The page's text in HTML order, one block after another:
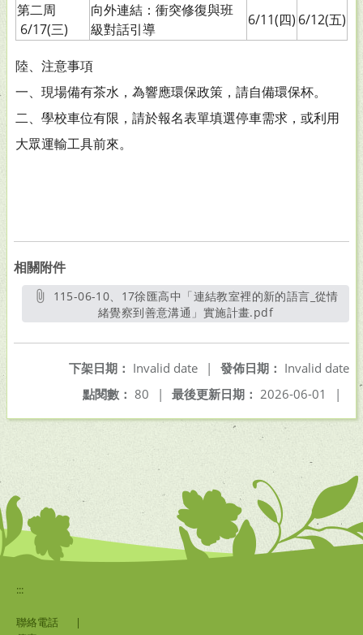
第二周
6/17(三)
向外連結：衝突修復與班
級對話引導
6/11(四) 6/12(五)
陸、注意事項
一、現場備有茶水，為響應環保政策，請自備環保杯。
二、學校車位有限，請於報名表單填選停車需求，或利用
大眾運輸工具前來。
相關附件
緒覺察到善意溝通」實施計畫.pdf另開新視窗
發佈日期： Invalid date
下架日期： Invalid date
|
最後更新日期： 2026-06-01 |
點閱數： 80 |
:::
聯絡電話
|